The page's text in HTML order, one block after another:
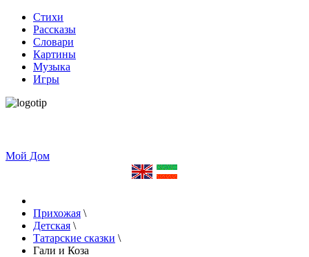
Стихи
Рассказы
Словари
Картины
Музыка
Игры
Мой Дом
Прихожая \
Детская \
Татарские сказки \
Гали и Коза